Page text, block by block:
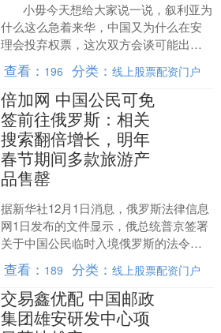
小毋今天想给大家说一说，叙利亚为
什么这么急着来华，中国又为什么在安
理会投弃权票，这次双方会谈可能出现
什么样的结果？ 最近国际外交上又
出....
查看： 196 分类：线上股票配资门户
倍加网 中国公民可免
签前往俄罗斯：相关
搜索翻倍增长，明年
春节期间多款旅游产
品售罄
据新华社12月1日消息，俄罗斯法律信息
网1日发布的文件显示，俄总统普京签署
关于中国公民临时入境俄罗斯的法令。
根据该法令倍加网，中国公民可免签证
入境俄罗斯进行参观....
查看： 189 分类：线上股票配资门户
交易鑫优配 中国邮政
集团雄安研发中心项